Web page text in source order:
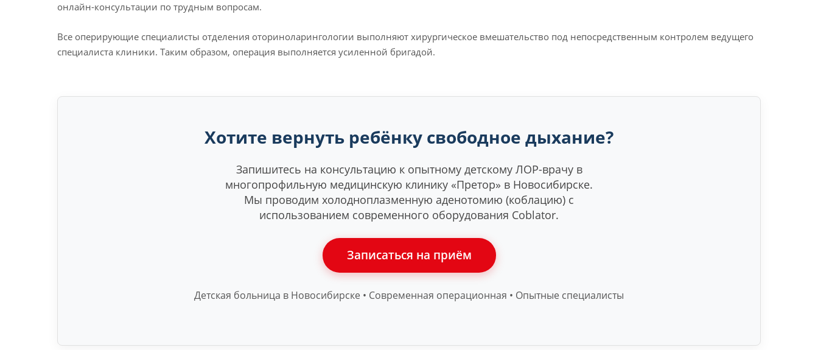
онлайн-консультации по трудным вопросам.
Все оперирующие специалисты отделения оториноларингологии выполняют хирургическое вмешательство под непосредственным контролем ведущего
специалиста клиники. Таким образом, операция выполняется усиленной бригадой.
Хотите вернуть ребёнку свободное дыхание?
Запишитесь на консультацию к опытному детскому ЛОР-врачу в
многопрофильную медицинскую клинику «Претор» в Новосибирске.
Мы проводим холодноплазменную аденотомию (коблацию) с
использованием современного оборудования Coblator.
Записаться на приём
Детская больница в Новосибирске • Современная операционная • Опытные специалисты